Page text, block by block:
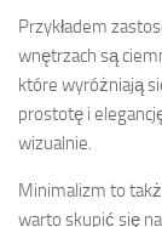
Przykładem
wnętrzach są
które wyróżniają
prostotę i
wizualnie.
Minimalizm to
warto skupić się